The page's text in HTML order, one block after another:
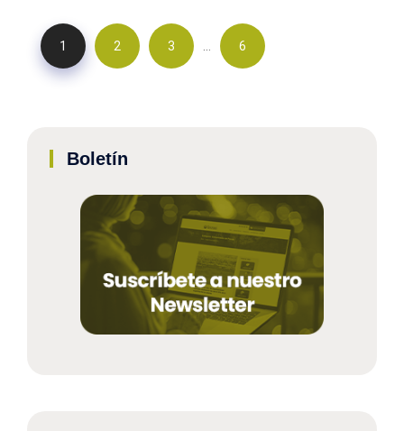
1 2 3 … 6
Boletín